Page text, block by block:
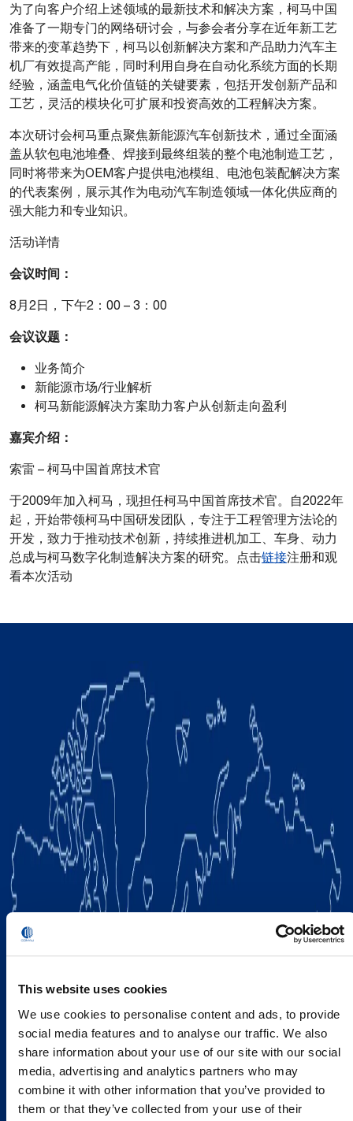
This website uses cookies
We use cookies to personalise content and ads, to provide
social media features and to analyse our traffic. We also
share information about your use of our site with our social
media, advertising and analytics partners who may
combine it with other information that you’ve provided to
them or that they’ve collected from your use of their
为了向客户介绍上述领域的最新技术和解决方案，柯马中国
准备了一期专门的网络研讨会，与参会者分享在近年新工艺
带来的变革趋势下，柯马以创新解决方案和产品助力汽车主
机厂有效提高产能，同时利用自身在自动化系统方面的长期
经验，涵盖电气化价值链的关键要素，包括开发创新产品和
工艺，灵活的模块化可扩展和投资高效的工程解决方案。
本次研讨会柯马重点聚焦新能源汽车创新技术，通过全面涵
盖从软包电池堆叠、焊接到最终组装的整个电池制造工艺，
同时将带来为OEM客户提供电池模组、电池包装配解决方案
的代表案例，展示其作为电动汽车制造领域一体化供应商的
强大能力和专业知识。
活动详情
会议时间：
8月2日，下午2：00 – 3：00
会议议题：
业务简介
新能源市场/行业解析
柯马新能源解决方案助力客户从创新走向盈利
嘉宾介绍：
索雷 – 柯马中国首席技术官
于2009年加入柯马，现担任柯马中国首席技术官。自2022年
起，开始带领柯马中国研发团队，专注于工程管理方法论的
开发，致力于推动技术创新，持续推进机加工、车身、动力
总成与柯马数字化制造解决方案的研究。点击链接注册和观
看本次活动